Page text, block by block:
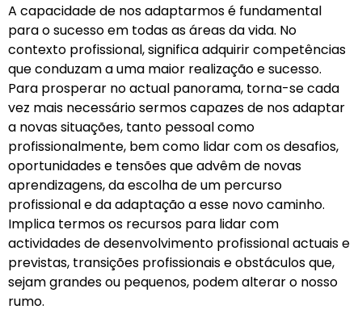
A capacidade de nos adaptarmos é fundamental
para o sucesso em todas as áreas da vida. No
contexto profissional, significa adquirir competências
que conduzam a uma maior realização e sucesso.
Para prosperar no actual panorama, torna-se cada
vez mais necessário sermos capazes de nos adaptar
a novas situações, tanto pessoal como
profissionalmente, bem como lidar com os desafios,
oportunidades e tensões que advêm de novas
aprendizagens, da escolha de um percurso
profissional e da adaptação a esse novo caminho.
Implica termos os recursos para lidar com
actividades de desenvolvimento profissional actuais e
previstas, transições profissionais e obstáculos que,
sejam grandes ou pequenos, podem alterar o nosso
rumo.